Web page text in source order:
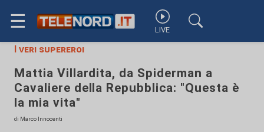
☰ LIVE
I veri supereroi
Mattia Villardita, da Spiderman a
Cavaliere della Repubblica: "Questa è
la mia vita"
di Marco Innocenti